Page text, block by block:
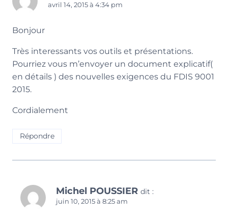
avril 14, 2015 à 4:34 pm
Bonjour
Très interessants vos outils et présentations.
Pourriez vous m’envoyer un document explicatif(
en détails ) des nouvelles exigences du FDIS 9001
2015.
Cordialement
Répondre
Michel POUSSIER dit :
juin 10, 2015 à 8:25 am